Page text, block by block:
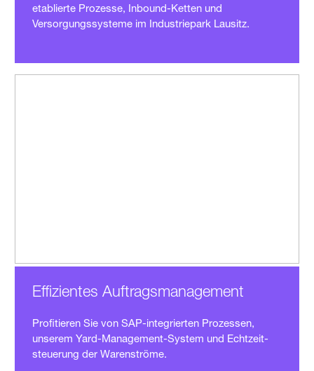
etablierte Prozesse, Inbound-Ketten und
Versorgungs­systeme im Industriepark Lausitz.
Effizientes Auftrags­manage­ment
Profitieren Sie von SAP-integrierten Prozessen,
unserem Yard-Manage­ment-System und Echtzeit­
steuerung der Warenströme.